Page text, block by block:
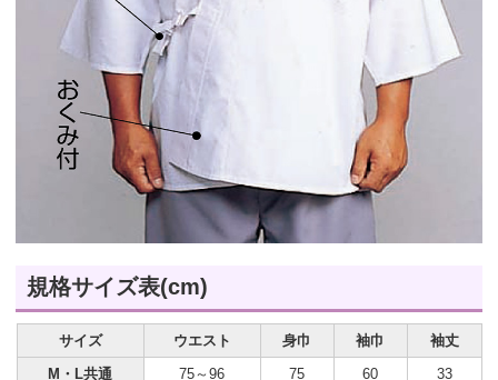
規格サイズ表(cm)
サイズ ウエスト 身巾 袖巾
袖丈
M・L共通
75～96 75 60
33